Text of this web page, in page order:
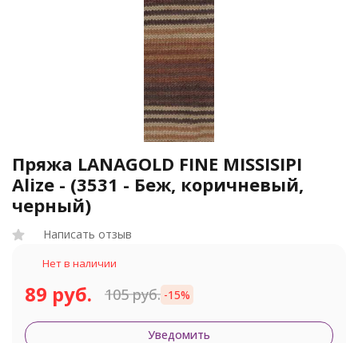
Пряжа LANAGOLD FINE MISSISIPI
Alize - (3531 - Беж, коричневый,
черный)
Написать отзыв
Нет в наличии
89 руб. 105 руб. -15%
Уведомить